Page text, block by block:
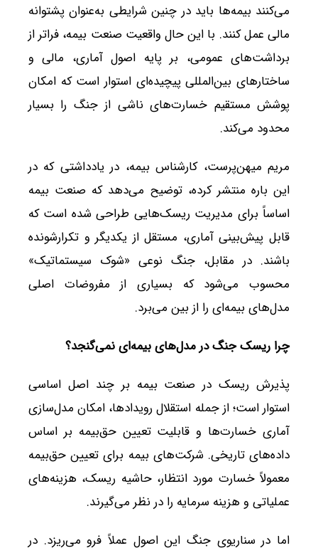
می‌کنند بیمه‌ها باید در چنین شرایطی به‌عنوان پشتوانه
مالی عمل کنند. با این حال واقعیت صنعت بیمه، فراتر از
برداشت‌های عمومی، بر پایه اصول آماری، مالی و
ساختارهای بین‌المللی پیچیده‌ای استوار است که امکان
پوشش مستقیم خسارت‌های ناشی از جنگ را بسیار
محدود می‌کند.
مریم میهن‌پرست، کارشناس بیمه، در یادداشتی که در
این باره منتشر کرده، توضیح می‌دهد که صنعت بیمه
اساساً برای مدیریت ریسک‌هایی طراحی شده است که
قابل پیش‌بینی آماری، مستقل از یکدیگر و تکرارشونده
باشند. در مقابل، جنگ نوعی «شوک سیستماتیک»
محسوب می‌شود که بسیاری از مفروضات اصلی
مدل‌های بیمه‌ای را از بین می‌برد.
چرا ریسک جنگ در مدل‌های بیمه‌ای نمی‌گنجد؟
پذیرش ریسک در صنعت بیمه بر چند اصل اساسی
استوار است؛ از جمله استقلال رویدادها، امکان مدل‌سازی
آماری خسارت‌ها و قابلیت تعیین حق‌بیمه بر اساس
داده‌های تاریخی. شرکت‌های بیمه برای تعیین حق‌بیمه
معمولاً خسارت مورد انتظار، حاشیه ریسک، هزینه‌های
عملیاتی و هزینه سرمایه را در نظر می‌گیرند.
اما در سناریوی جنگ این اصول عملاً فرو می‌ریزد. در